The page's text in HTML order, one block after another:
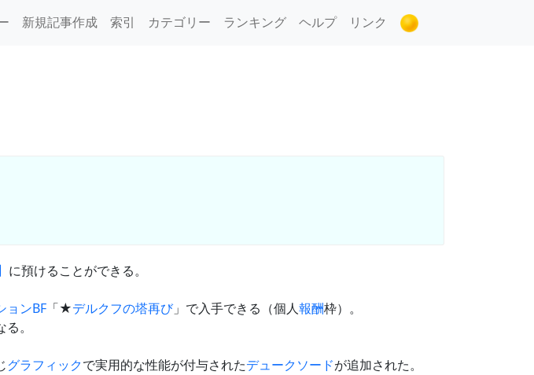
新規記事作成 索引 カテゴリー ランキング ヘルプ
リンク
に預けることができる。
ョンBF 「★デルクフの塔再び」で入手できる（個人報酬枠）。
。
グラフィックで実用的な性能が付与されたデュークソードが追加された。